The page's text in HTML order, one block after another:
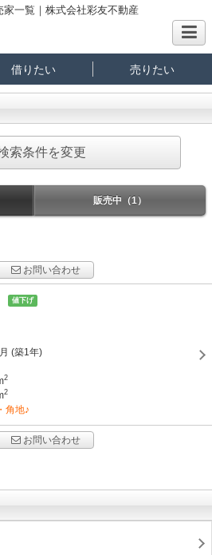
一覧｜株式会社彩友不動産
借りたい 売りたい
索条件を変更
販売中（1）
お問い合わせ
値下げ
(築1年)
2
2
角地♪
お問い合わせ